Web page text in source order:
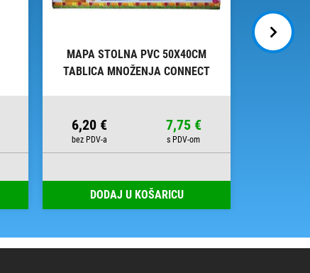
MAPA STOLNA PVC 50X40CM
TABLICA MNOŽENJA CONNECT
6,20 € 7,75 €
DODAJ U KOŠARICU